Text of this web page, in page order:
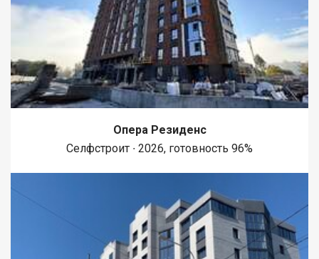
Опера Резиденс
Селфстроит ∙ 2026, готовность 96%